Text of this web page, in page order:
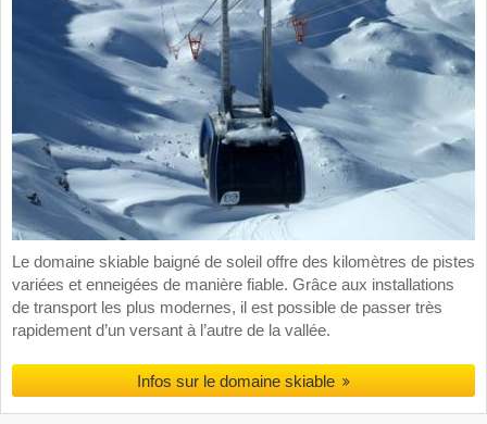
Le domaine skiable baigné de soleil offre des kilomètres de pistes
variées et enneigées de manière fiable. Grâce aux installations
de transport les plus modernes, il est possible de passer très
rapidement d’un versant à l’autre de la vallée.
Infos sur le domaine skiable